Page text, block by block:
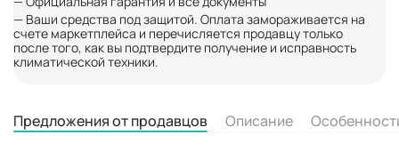
— Ваши средства под защитой. Оплата замораживается на
счете маркетплейса и перечисляется продавцу только
после того, как вы подтвердите получение и исправность
климатической техники.
Предложения от продавцов Описание